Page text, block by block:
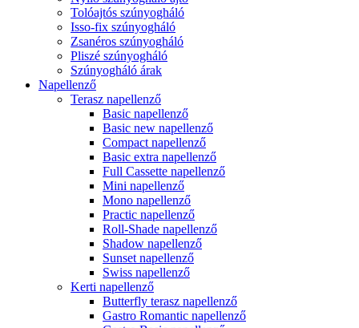
Tolóajtós szúnyogháló
Isso-fix szúnyogháló
Zsanéros szúnyogháló
Pliszé szúnyogháló
Szúnyogháló árak
Napellenző
Terasz napellenző
Basic napellenző
Basic new napellenző
Compact napellenző
Basic extra napellenző
Full Cassette napellenző
Mini napellenző
Mono napellenző
Practic napellenző
Roll-Shade napellenző
Shadow napellenző
Sunset napellenző
Swiss napellenző
Kerti napellenző
Butterfly terasz napellenző
Gastro Romantic napellenző